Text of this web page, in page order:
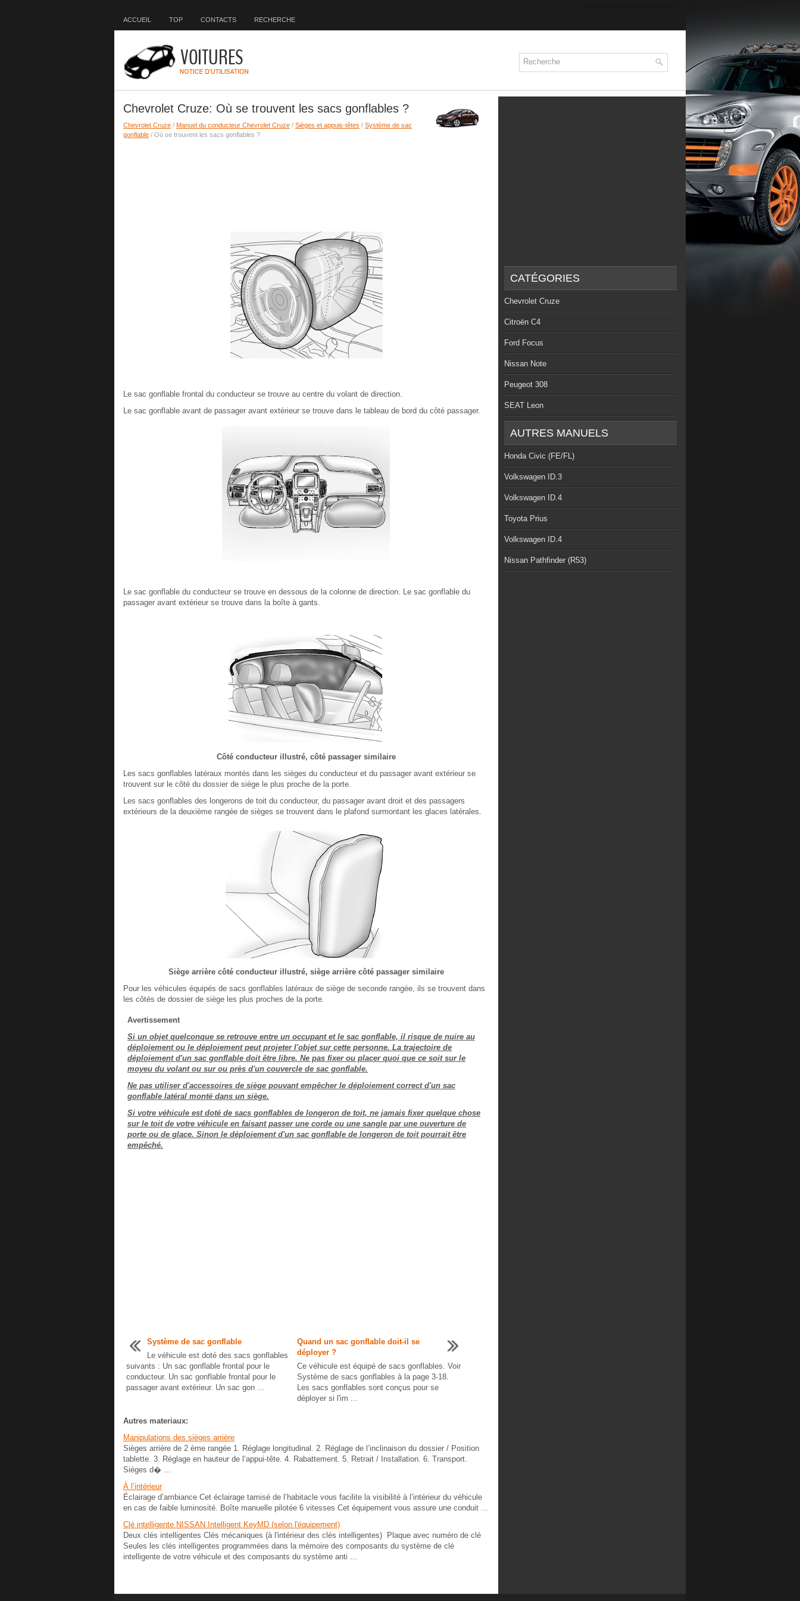
ACCUEIL TOP CONTACTS RECHERCHE
Chevrolet Cruze: Où se trouvent les sacs gonflables ?
Chevrolet Cruze / Manuel du conducteur Chevrolet Cruze / Sièges et appuis-têtes / Système de sac
gonflable / Où se trouvent les sacs gonflables ?
Le sac gonflable frontal du conducteur se trouve au centre du volant de direction.
Le sac gonflable avant de passager avant extérieur se trouve dans le tableau de bord du côté passager.
Le sac gonflable du conducteur se trouve en dessous de la colonne de direction. Le sac gonflable du
passager avant extérieur se trouve dans la boîte à gants.
Côté conducteur illustré, côté passager similaire
Les sacs gonflables latéraux montés dans les sièges du conducteur et du passager avant extérieur se
trouvent sur le côté du dossier de siège le plus proche de la porte.
Les sacs gonflables des longerons de toit du conducteur, du passager avant droit et des passagers
extérieurs de la deuxième rangée de sièges se trouvent dans le plafond surmontant les glaces latérales.
Siège arrière côté conducteur illustré, siège arrière côté passager similaire
Pour les véhicules équipés de sacs gonflables latéraux de siège de seconde rangée, ils se trouvent dans
les côtés de dossier de siège les plus proches de la porte.
Avertissement
Si un objet quelconque se retrouve entre un occupant et le sac gonflable, il risque de nuire au
déploiement ou le déploiement peut projeter l'objet sur cette personne. La trajectoire de
déploiement d'un sac gonflable doit être libre. Ne pas fixer ou placer quoi que ce soit sur le
moyeu du volant ou sur ou près d'un couvercle de sac gonflable.
Ne pas utiliser d'accessoires de siège pouvant empêcher le déploiement correct d'un sac
gonflable latéral monté dans un siège.
Si votre véhicule est doté de sacs gonflables de longeron de toit, ne jamais fixer quelque chose
sur le toit de votre véhicule en faisant passer une corde ou une sangle par une ouverture de
porte ou de glace. Sinon le déploiement d'un sac gonflable de longeron de toit pourrait être
empêché.
Système de sac gonflable
Le véhicule est doté des sacs gonflables
suivants : Un sac gonflable frontal pour le
conducteur. Un sac gonflable frontal pour le
passager avant extérieur. Un sac gon ...
Quand un sac gonflable doit-il se
déployer ?
Ce véhicule est équipé de sacs gonflables. Voir
Système de sacs gonflables à la page 3-18.
Les sacs gonflables sont conçus pour se
déployer si l'im ...
Autres materiaux:
Manipulations des sièges arrière
Sièges arrière de 2 ème rangée 1. Réglage longitudinal. 2. Réglage de l’inclinaison du dossier / Position
tablette. 3. Réglage en hauteur de l’appui-tête. 4. Rabattement. 5. Retrait / Installation. 6. Transport.
Sièges d� ...
À l’intérieur
Éclairage d’ambiance Cet éclairage tamisé de l’habitacle vous facilite la visibilité à l’intérieur du véhicule
en cas de faible luminosité. Boîte manuelle pilotée 6 vitesses Cet équipement vous assure une conduit ...
Clé intelligente NISSAN Intelligent KeyMD (selon l'équipement)
Deux clés intelligentes Clés mécaniques (à l'intérieur des clés intelligentes) Plaque avec numéro de clé
Seules les clés intelligentes programmées dans la mémoire des composants du système de clé
intelligente de votre véhicule et des composants du système anti ...
CATÉGORIES
Chevrolet Cruze
Citroën C4
Ford Focus
Nissan Note
Peugeot 308
SEAT Leon
AUTRES MANUELS
Honda Civic (FE/FL)
Volkswagen ID.3
Volkswagen ID.4
Toyota Prius
Volkswagen ID.4
Nissan Pathfinder (R53)